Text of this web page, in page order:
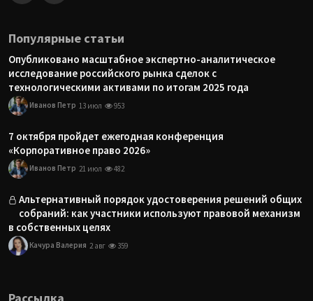
Популярные статьи
Опубликовано масштабное экспертно-аналитическое
исследование российского рынка сделок с
технологическими активами по итогам 2025 года
Иванов Петр 13 июл 953
7 октября пройдет ежегодная конференция
«Корпоративное право 2026»
Иванов Петр 21 июл 482
Альтернативный порядок удостоверения решений общих
собраний: как участники используют правовой механизм
в собственных целях
Качура Валерия 2 авг 359